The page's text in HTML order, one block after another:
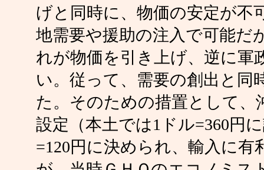
げと同時に、物価の安定が不
地需要や援助の注入で可能だ
れが物価を引き上げ、逆に軍
い。従って、需要の創出と同
た。そのための措置として、
設定（本土では1ドル=360円
=120円に決められ、輸入に